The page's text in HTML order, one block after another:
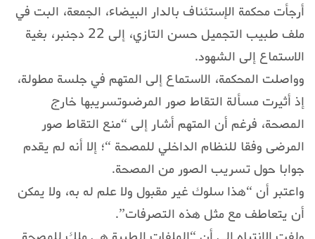
أرجأت محكمة الإستئناف بالدار البيضاء، الجمعة، البت في
ملف طبيب التجميل حسن التازي، إلى 22 دجنبر، بغية
الاستماع إلى الشهود.
وواصلت المحكمة، الاستماع إلى المتهم في جلسة مطولة،
إذ أثيرت مسألة التقاط صور المرضىوتسريبها خارج
المصحة، فرغم أن المتهم أشار إلى “منع التقاط صور
المرضى وفقا للنظام الداخلي للمصحة “؛ إلا أنه لم يقدم
جوابا حول تسريب الصور من المصحة.
واعتبر أن “هذا سلوك غير مقبول ولا علم له به، ولا يمكن
أن يتعاطف مع مثل هذه التصرفات”.